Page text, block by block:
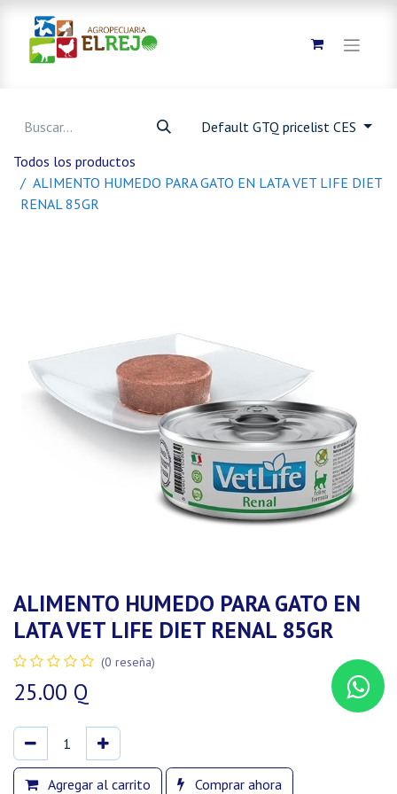
Default GTQ pricelist CES
Todos los productos
ALIMENTO HUMEDO PARA GATO EN LATA VET LIFE DIET
RENAL 85GR
ALIMENTO HUMEDO PARA GATO EN
LATA VET LIFE DIET RENAL 85GR
(0 reseña)
25.00 Q
Agregar al carrito Comprar ahora